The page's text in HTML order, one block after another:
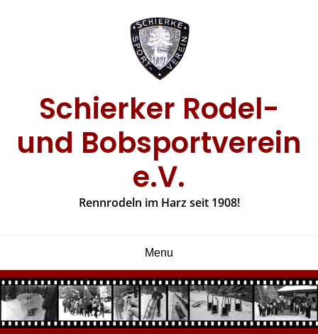
Schierker Rodel-
und Bobsportverein
e.V.
Rennrodeln im Harz seit 1908!
Menu